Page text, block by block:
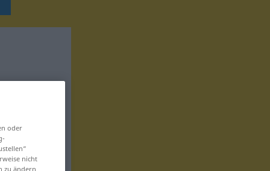
oder
nicht
zu ändern